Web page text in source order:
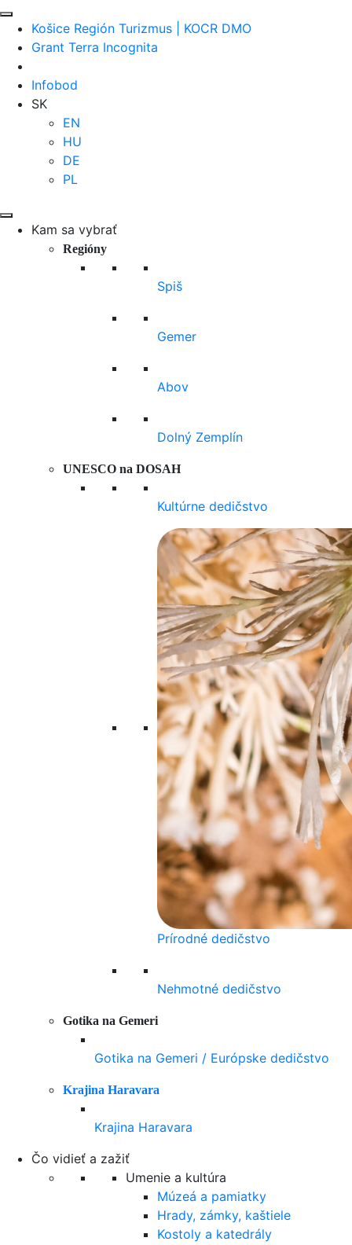
Košice Región Turizmus | KOCR DMO
Grant Terra Incognita
Infobod
SK
EN
HU
DE
PL
Kam sa vybrať
Regióny
Spiš
Gemer
Abov
Dolný Zemplín
UNESCO na DOSAH
Kultúrne dedičstvo
Prírodné dedičstvo
Nehmotné dedičstvo
Gotika na Gemeri
Gotika na Gemeri / Európske dedičstvo
Krajina Haravara
Krajina Haravara
Čo vidieť a zažiť
Umenie a kultúra
Múzeá a pamiatky
Hrady, zámky, kaštiele
Kostoly a katedrály